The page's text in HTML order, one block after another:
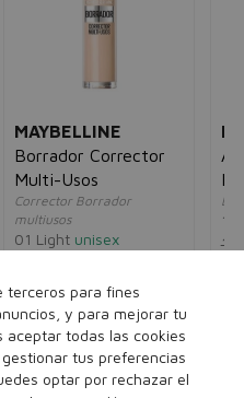
MAYBELLINE
Borrador Corrector
Multi-Usos
Corrector Borrador
multiusos
01 Light unisex
Ver más...
terceros para fines
y para mejorar tu
aceptar todas las cookies
tus preferencias
optar por rechazar el